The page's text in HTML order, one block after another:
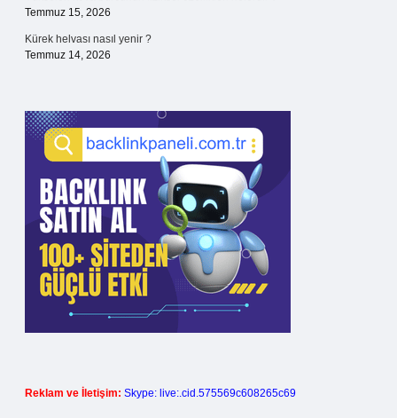
Temmuz 15, 2026
Kürek helvası nasıl yenir ?
Temmuz 14, 2026
Reklam ve İletişim: Skype: live:.cid.575569c608265c69